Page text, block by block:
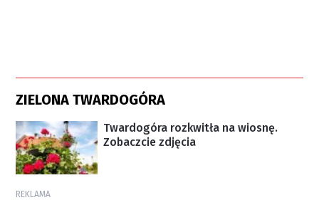
ZIELONA TWARDOGÓRA
Twardogóra rozkwitła na wiosnę.
Zobaczcie zdjęcia
REKLAMA